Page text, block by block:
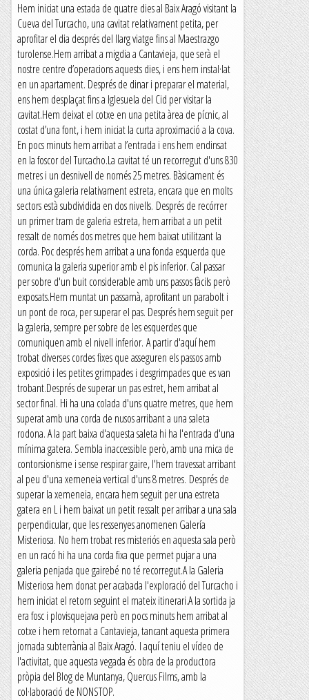
Hem iniciat una estada de quatre dies al Baix Aragó visitant la
Cueva del Turcacho, una cavitat relativament petita, per
aprofitar el dia després del llarg viatge fins al Maestrazgo
turolense.Hem arribat a migdia a Cantavieja, que serà el
nostre centre d’operacions aquests dies, i ens hem instal·lat
en un apartament. Després de dinar i preparar el material,
ens hem desplaçat fins a Iglesuela del Cid per visitar la
cavitat.Hem deixat el cotxe en una petita àrea de pícnic, al
costat d’una font, i hem iniciat la curta aproximació a la cova.
En pocs minuts hem arribat a l’entrada i ens hem endinsat
en la foscor del Turcacho.La cavitat té un recorregut d'uns 830
metres i un desnivell de només 25 metres. Bàsicament és
una única galeria relativament estreta, encara que en molts
sectors està subdividida en dos nivells. Després de recórrer
un primer tram de galeria estreta, hem arribat a un petit
ressalt de només dos metres que hem baixat utilitzant la
corda. Poc després hem arribat a una fonda esquerda que
comunica la galeria superior amb el pis inferior. Cal passar
per sobre d'un buit considerable amb uns passos fàcils però
exposats.Hem muntat un passamà, aprofitant un parabolt i
un pont de roca, per superar el pas. Després hem seguit per
la galeria, sempre per sobre de les esquerdes que
comuniquen amb el nivell inferior. A partir d'aquí hem
trobat diverses cordes fixes que asseguren els passos amb
exposició i les petites grimpades i desgrimpades que es van
trobant.Després de superar un pas estret, hem arribat al
sector final. Hi ha una colada d'uns quatre metres, que hem
superat amb una corda de nusos arribant a una saleta
rodona. A la part baixa d'aquesta saleta hi ha l'entrada d'una
mínima gatera. Sembla inaccessible però, amb una mica de
contorsionisme i sense respirar gaire, l'hem travessat arribant
al peu d'una xemeneia vertical d'uns 8 metres. Després de
superar la xemeneia, encara hem seguit per una estreta
gatera en L i hem baixat un petit ressalt per arribar a una sala
perpendicular, que les ressenyes anomenen Galería
Misteriosa. No hem trobat res misteriós en aquesta sala però
en un racó hi ha una corda fixa que permet pujar a una
galeria penjada que gairebé no té recorregut.A la Galeria
Misteriosa hem donat per acabada l'exploració del Turcacho i
hem iniciat el retorn seguint el mateix itinerari.A la sortida ja
era fosc i plovisquejava però en pocs minuts hem arribat al
cotxe i hem retornat a Cantavieja, tancant aquesta primera
jornada subterrània al Baix Aragó. I aquí teniu el vídeo de
l'activitat, que aquesta vegada és obra de la productora
pròpia del Blog de Muntanya, Quercus Films, amb la
col·laboració de NONSTOP.